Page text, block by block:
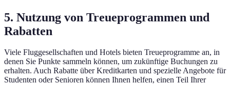
5. Nutzung von Treueprogrammen und
Rabatten
Viele Fluggesellschaften und Hotels bieten Treueprogramme an, in
denen Sie Punkte sammeln können, um zukünftige Buchungen zu
erhalten. Auch Rabatte über Kreditkarten und spezielle Angebote für
Studenten oder Senioren können Ihnen helfen, einen Teil Ihrer